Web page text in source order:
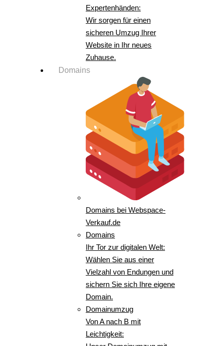
Expertenhänden:
Wir sorgen für einen
sicheren Umzug Ihrer
Website in Ihr neues
Zuhause.
Domains
Domains bei Webspace-
Verkauf.de
Domains
Ihr Tor zur digitalen Welt:
Wählen Sie aus einer
Vielzahl von Endungen und
sichern Sie sich Ihre eigene
Domain.
Domainumzug
Von A nach B mit
Leichtigkeit: